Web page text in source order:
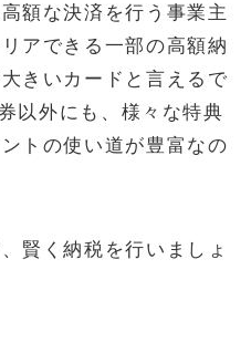
額な決済を行う事業主
アできる一部の高額納
きいカードと言えるで
以外にも、様々な特典
トの使い道が豊富なの
賢く納税を行いましょ